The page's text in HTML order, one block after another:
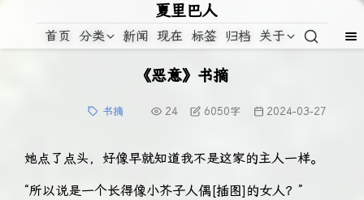
夏里巴人
首页 分类 新闻 现在 标签 归档 关于
《恶意》书摘
书摘 24 6050字 2024-03-27
她点了点头，好像早就知道我不是这家的主人一样。
“所以说是一个长得像小芥子人偶[插图]的女人？”